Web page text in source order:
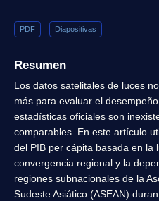
PDF Diapositivas
Resumen
Los datos satelitales de luces
más para evaluar el
estadísticas oficiales son
comparables. En este artículo
del PIB per cápita basada en la
convergencia regional y la
regiones subnacionales de la
Sudeste Asiático (ASEAN)